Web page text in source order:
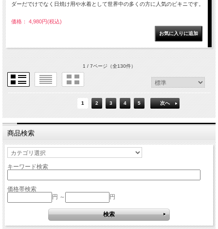
ダーだでけでなく日焼け用や水着として世界中の多くの方に人気のビキニです。
価格： 4,980円(税込)
1 / 7ページ（全130件）
1 2 3 4 5 次へ
商品検索
キーワード検索
価格帯検索
円 ～
円